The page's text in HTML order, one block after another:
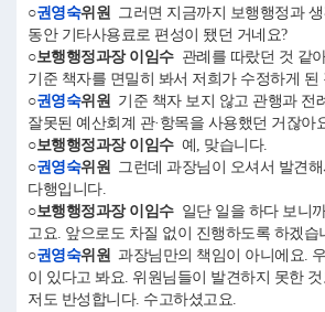
○권영숙위원 그러면 지금까지 보행행정과
동안 기타사용료로 편성이 됐던 거네요?
○보행행정과장 이임수관례를 따랐던 것 같
기준 책자를 면밀히 봐서 저희가 수정하게 된
○권영숙위원 기준 책자 보지 않고 관행과 전
잘못된 예산회계 관·항목을 사용했던 거잖아
○보행행정과장 이임수예, 맞습니다.
○권영숙위원 그런데 과장님이 오셔서 발견
다행입니다.
○보행행정과장 이임수일단 일을 하다 보니
고요. 앞으로도 차질 없이 진행하도록 하겠습
○권영숙위원 과장님만의 책임이 아니에요.
이 있다고 봐요. 위원님들이 발견하지 못한
저도 반성합니다. 수고하셨고요.